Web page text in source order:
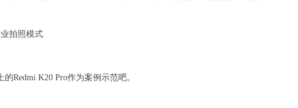
Redmi K20 Pro作为案例示范吧。